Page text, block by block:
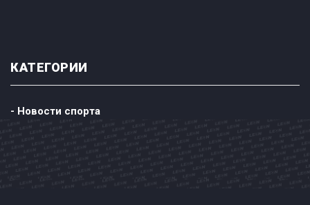
КАТЕГОРИИ
- Новости спорта